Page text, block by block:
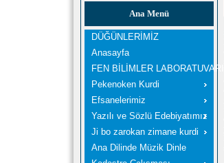
Ana Menü
DÜĞÜNLERİMİZ
Anasayfa
FEN BİLİMLER LABORATUVARI
Pekenoken Kurdi
Efsanelerimiz
Yazılı ve Sözlü Edebiyatımız
Ji bo zarokan zimane kurdi
Ana Dilinde Müzik Dinle